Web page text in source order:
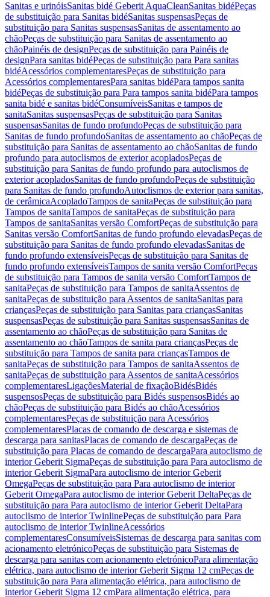
Sanitas e urinóisSanitas bidé Geberit AquaCleanSanitas bidéPeças
de substituição para Sanitas bidéSanitas suspensasPeças de
substituição para Sanitas suspensasSanitas de assentamento ao
chãoPeças de substituição para Sanitas de assentamento ao
chãoPainéis de designPeças de substituição para Painéis de
designPara sanitas bidéPeças de substituição para Para sanitas
bidéAcessórios complementaresPeças de substituição para
Acessórios complementaresPara sanitas bidéPara tampos sanita
bidéPeças de substituição para Para tampos sanita bidéPara tampos
sanita bidé e sanitas bidéConsumíveisSanitas e tampos de
sanitaSanitas suspensasPeças de substituição para Sanitas
suspensasSanitas de fundo profundoPeças de substituição para
Sanitas de fundo profundoSanitas de assentamento ao chãoPeças de
substituição para Sanitas de assentamento ao chãoSanitas de fundo
profundo para autoclismos de exterior acopladosPeças de
substituição para Sanitas de fundo profundo para autoclismos de
exterior acopladosSanitas de fundo profundoPeças de substituição
para Sanitas de fundo profundoAutoclismos de exterior para sanitas,
de cerâmicaAcopladoTampos de sanitaPeças de substituição para
Tampos de sanitaTampos de sanitaPeças de substituição para
Tampos de sanitaSanitas versão ComfortPeças de substituição para
Sanitas versão ComfortSanitas de fundo profundo elevadasPeças de
substituição para Sanitas de fundo profundo elevadasSanitas de
fundo profundo extensíveisPeças de substituição para Sanitas de
fundo profundo extensíveisTampos de sanita versão ComfortPeças
de substituição para Tampos de sanita versão ComfortTampos de
sanitaPeças de substituição para Tampos de sanitaAssentos de
sanitaPeças de substituição para Assentos de sanitaSanitas para
criançasPeças de substituição para Sanitas para criançasSanitas
suspensasPeças de substituição para Sanitas suspensasSanitas de
assentamento ao chãoPeças de substituição para Sanitas de
assentamento ao chãoTampos de sanita para criançasPeças de
substituição para Tampos de sanita para criançasTampos de
sanitaPeças de substituição para Tampos de sanitaAssentos de
sanitaPeças de substituição para Assentos de sanitaAcessórios
complementaresLigaçõesMaterial de fixaçãoBidésBidés
suspensosPeças de substituição para Bidés suspensosBidés ao
chãoPeças de substituição para Bidés ao chãoAcessórios
complementaresPeças de substituição para Acessórios
complementaresPlacas de comando de descarga e sistemas de
descarga para sanitasPlacas de comando de descargaPeças de
substituição para Placas de comando de descargaPara autoclismo de
interior Geberit SigmaPeças de substituição para Para autoclismo de
interior Geberit SigmaPara autoclismo de interior Geberit
OmegaPeças de substituição para Para autoclismo de interior
Geberit OmegaPara autoclismo de interior Geberit DeltaPeças de
substituição para Para autoclismo de interior Geberit DeltaPara
autoclismo de interior TwinlinePeças de substituição para Para
autoclismo de interior TwinlineAcessórios
complementaresConsumíveisSistemas de descarga para sanitas com
acionamento eletrónicoPeças de substituição para Sistemas de
descarga para sanitas com acionamento eletrónicoPara alimentação
elétrica, para autoclismo de interior Geberit Sigma 12 cmPeças de
substituição para Para alimentação elétrica, para autoclismo de
interior Geberit Sigma 12 cmPara alimentação elétrica, para